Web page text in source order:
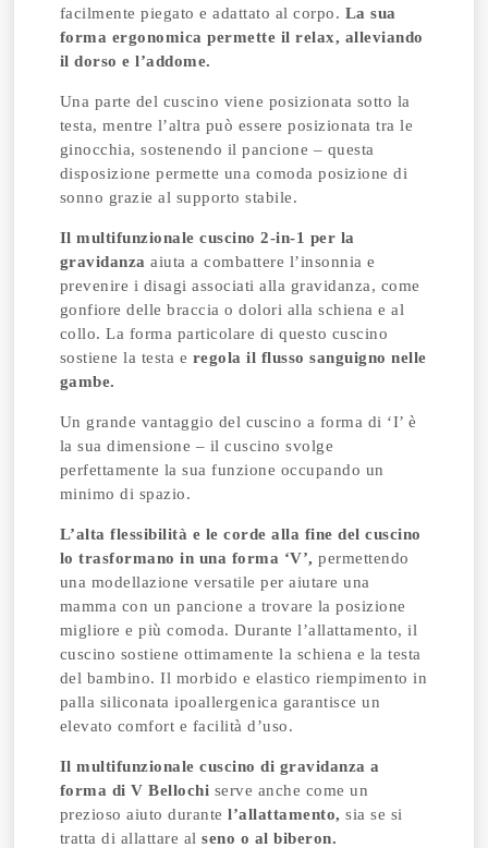
facilmente piegato e adattato al corpo. La sua
forma ergonomica permette il relax, alleviando
il dorso e l’addome.
Una parte del cuscino viene posizionata sotto la
testa, mentre l’altra può essere posizionata tra le
ginocchia, sostenendo il pancione – questa
disposizione permette una comoda posizione di
sonno grazie al supporto stabile.
Il multifunzionale cuscino 2-in-1 per la
gravidanza aiuta a combattere l’insonnia e
prevenire i disagi associati alla gravidanza, come
gonfiore delle braccia o dolori alla schiena e al
collo. La forma particolare di questo cuscino
sostiene la testa e regola il flusso sanguigno nelle
gambe.
Un grande vantaggio del cuscino a forma di ‘I’ è
la sua dimensione – il cuscino svolge
perfettamente la sua funzione occupando un
minimo di spazio.
L’alta flessibilità e le corde alla fine del cuscino
lo trasformano in una forma ‘V’, permettendo
una modellazione versatile per aiutare una
mamma con un pancione a trovare la posizione
migliore e più comoda. Durante l’allattamento, il
cuscino sostiene ottimamente la schiena e la testa
del bambino. Il morbido e elastico riempimento in
palla siliconata ipoallergenica garantisce un
elevato comfort e facilità d’uso.
Il multifunzionale cuscino di gravidanza a
forma di V Bellochi serve anche come un
prezioso aiuto durantel’allattamento, sia se si
tratta di allattare alseno o al biberon.